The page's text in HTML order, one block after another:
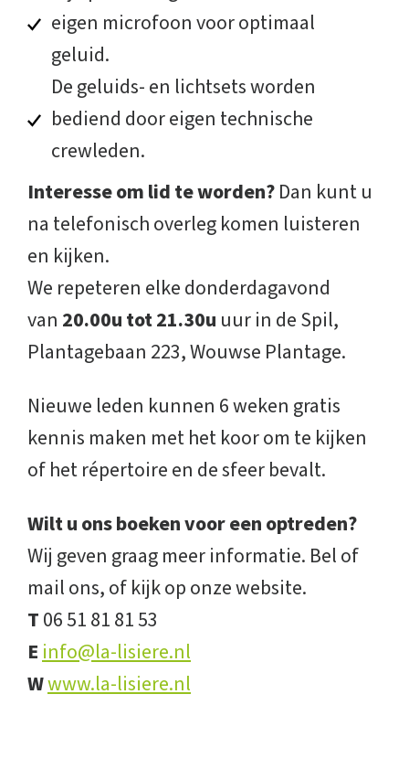
eigen microfoon voor optimaal
geluid.
De geluids- en lichtsets worden
bediend door eigen technische
crewleden.
Interesse om lid te worden?Dan kunt u
na telefonisch overleg komen luisteren
en kijken.
We repeteren elke donderdagavond
van 20.00u tot 21.30u uur in de Spil,
Plantagebaan 223, Wouwse Plantage.
Nieuwe leden kunnen 6 weken gratis
kennis maken met het koor om te kijken
of het répertoire en de sfeer bevalt.
Wilt u ons boeken voor een optreden?
Wij geven graag meer informatie. Bel of
mail ons, of kijk op onze website.
T06 51 81 81 53
E info@la-lisiere.nl
Wwww.la-lisiere.nl